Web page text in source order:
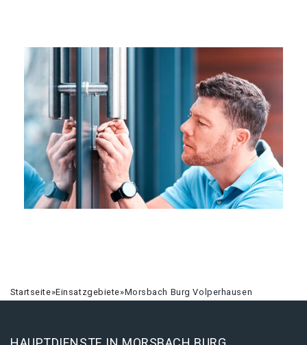
Startseite»Einsatzgebiete»Morsbach Burg Volperhausen